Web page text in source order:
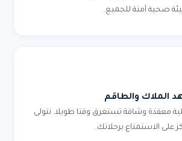
صحية آمنة للجميع.
الملاك والطاقم
معقدة وشاقة تستغرق وقتا طويلا. نتولى
على الاستمتاع برحلاتك.